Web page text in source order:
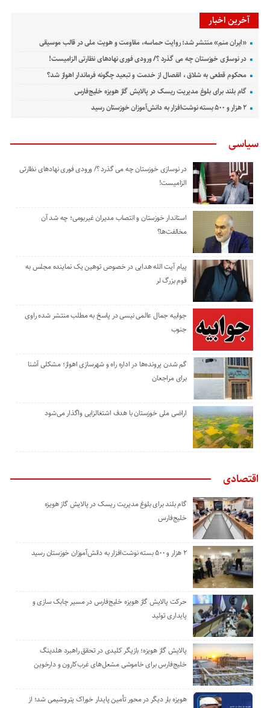
آخرین اخبار
«ایران منم» منتشر شد؛ روایت حماسه، مقاومت و هویت ملی در قالب موسیقی
در نوسازی خوزستان چه می گذرد ؟/ ورودی فوری نهادهای نظارتی الزامیست!
محکوم قطعی به شلاق ، انفصال از خدمت و تبعید چگونه فرماندار اهواز شد؟
گام بلند برای بلوغ مدیریت ریسک در پالایش گاز هویزه خلیج‌فارس
۲ هزار و ۵۰۰ بسته نوشت‌افزار به دانش‌آموزان خوزستان رسید
سیاسی
در نوسازی خوزستان چه می گذرد ؟/ ورودی فوری نهادهای نظارتی
الزامیست!
استاندار خوزستان و انتصاب مدیران غیربومی؛ چه شد آن
مخالفت‌ها؟
پیام آیت الله هدایی در خصوص توهین یک نماینده مجلس به
قوم بزرگ لر
جوابیه جمال عالمی نیسی در پاسخ به مطلب منتشر شده راوی
جنوب
گم شدن پرونده‌ها در اداره راه و شهرسازی اهواز؛ مشکلی آشنا
برای مراجعان
اراضی ملی خوزستان با هدف اشتغالزایی واگذار می‌شود
اقتصادی
گام بلند برای بلوغ مدیریت ریسک در پالایش گاز هویزه
خلیج‌فارس
۲ هزار و ۵۰۰ بسته نوشت‌افزار به دانش‌آموزان خوزستان رسید
حرکت پالایش گاز هویزه خلیج‌فارس در مسیر چابک سازی و
پایداری تولید
پالایش گاز هویزه؛ بازیگر کلیدی در تحقق راهبرد هلدینگ
خلیج‌فارس برای خاموشی مشعل‌های غرب‌کارون و دارخوین
هویزه بار دیگر در محور تأمین پایدار خوراک پتروشیمی شد؛ از